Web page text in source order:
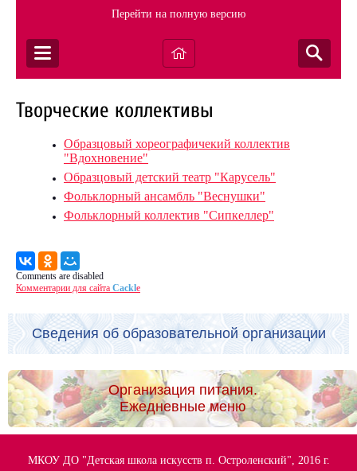
Перейти на полную версию
Творческие коллективы
Образцовый хореографичекий коллектив
"Вдохновение"
Образцовый детский театр "Карусель"
Фольклорный ансамбль "Веснушки"
Фольклорный коллектив "Сипкеллер"
Comments are disabled
Комментарии для сайта Cackle
Сведения об образовательной организации
Организация питания.
Ежедневные меню
МКОУ ДО "Детская школа искусств п. Остроленский", 2016 г.